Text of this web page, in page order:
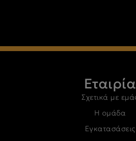
Εταιρία
Σχετικά με
Η ομάδα
Εγκατασάσεις